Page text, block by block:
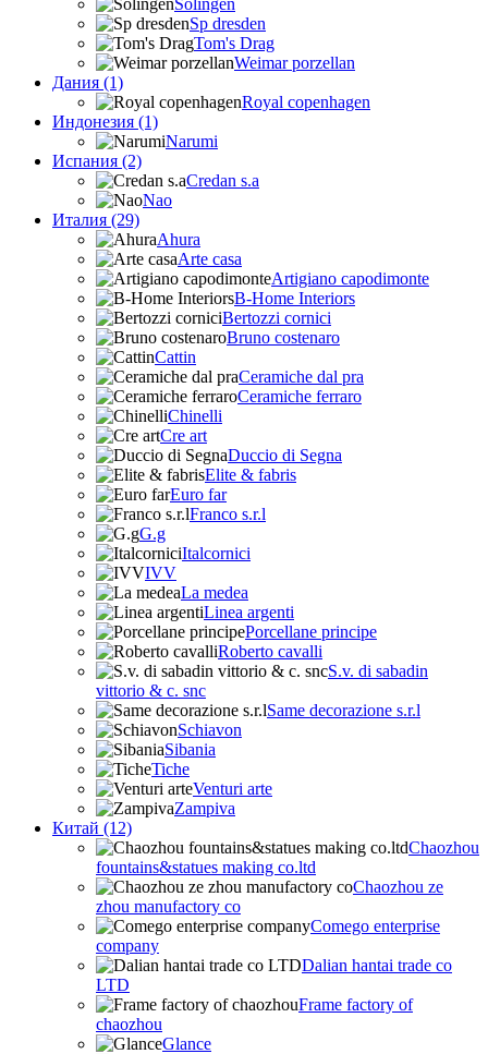
Solingen
Sp dresden
Tom's Drag
Weimar porzellan
Дания (1)
Royal copenhagen
Индонезия (1)
Narumi
Испания (2)
Credan s.a
Nao
Италия (29)
Ahura
Arte casa
Artigiano capodimonte
B-Home Interiors
Bertozzi cornici
Bruno costenaro
Cattin
Ceramiche dal pra
Ceramiche ferraro
Chinelli
Cre art
Duccio di Segna
Elite & fabris
Euro far
Franco s.r.l
G.g
Italcornici
IVV
La medea
Linea argenti
Porcellane principe
Roberto cavalli
S.v. di sabadin
vittorio & c. snc
Same decorazione s.r.l
Schiavon
Sibania
Tiche
Venturi arte
Zampiva
Китай (12)
Chaozhou
fountains&statues making co.ltd
Chaozhou ze
zhou manufactory co
Comego enterprise
company
Dalian hantai trade co
LTD
Frame factory of
chaozhou
Glance